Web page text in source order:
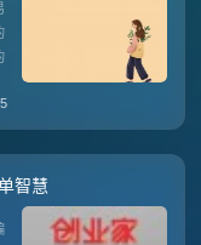
智慧